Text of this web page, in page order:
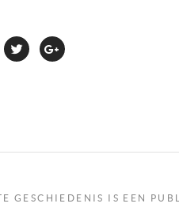
GESCHIEDENIS IS EEN